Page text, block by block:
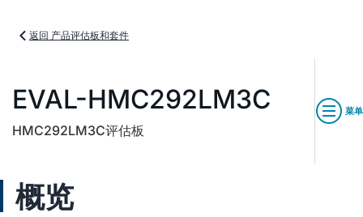
返回 产品评估板和套件
EVAL-HMC292LM3C
HMC292LM3C评估板
菜单
概览